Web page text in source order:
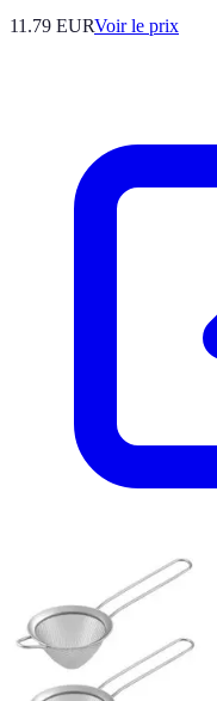
11.79 EURVoir le prix